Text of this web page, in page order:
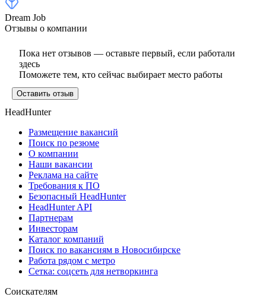
Dream Job
Отзывы о компании
Пока нет отзывов — оставьте первый, если работали
здесь
Поможете тем, кто сейчас выбирает место работы
Оставить отзыв
HeadHunter
Размещение вакансий
Поиск по резюме
О компании
Наши вакансии
Реклама на сайте
Требования к ПО
Безопасный HeadHunter
HeadHunter API
Партнерам
Инвесторам
Каталог компаний
Поиск по вакансиям в Новосибирске
Работа рядом с метро
Сетка: соцсеть для нетворкинга
Соискателям